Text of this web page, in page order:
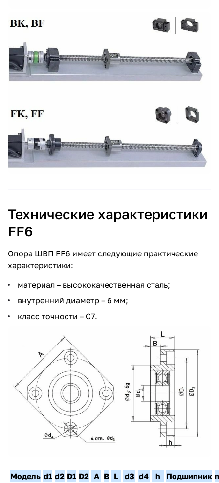
Технические характеристики
FF6
Опора ШВП FF6 имеет следующие практические
характеристики:
материал – высококачественная сталь;
внутренний диаметр – 6 мм;
класс точности – С7.
Модель d1 d2 D1 D2 A B L d3 d4 h Подшипник